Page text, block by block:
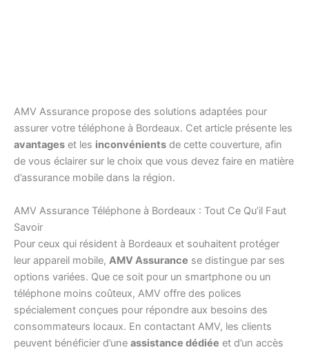
AMV Assurance propose des solutions adaptées pour
assurer votre téléphone à Bordeaux. Cet article présente les
avantages et les inconvénients de cette couverture, afin
de vous éclairer sur le choix que vous devez faire en matière
d’assurance mobile dans la région.
AMV Assurance Téléphone à Bordeaux : Tout Ce Qu’il Faut
Savoir
Pour ceux qui résident à Bordeaux et souhaitent protéger
leur appareil mobile, AMV Assurance se distingue par ses
options variées. Que ce soit pour un smartphone ou un
téléphone moins coûteux, AMV offre des polices
spécialement conçues pour répondre aux besoins des
consommateurs locaux. En contactant AMV, les clients
peuvent bénéficier d’une assistance dédiée et d’un accès